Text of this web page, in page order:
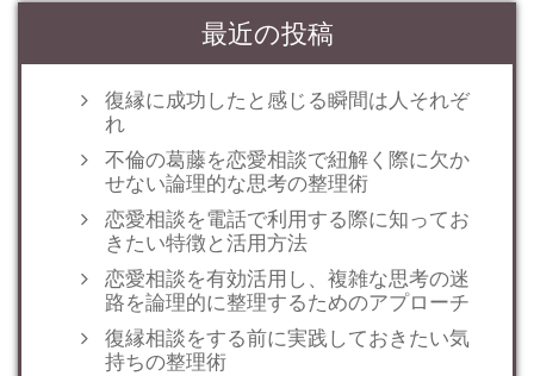
最近の投稿
復縁に成功したと感じる瞬間は人それぞ
れ
不倫の葛藤を恋愛相談で紐解く際に欠か
せない論理的な思考の整理術
恋愛相談を電話で利用する際に知ってお
きたい特徴と活用方法
恋愛相談を有効活用し、複雑な思考の迷
路を論理的に整理するためのアプローチ
復縁相談をする前に実践しておきたい気
持ちの整理術